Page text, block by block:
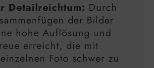
Detailreichtum: Durch
der Bilder
hohe Auflösung und
erreicht, die mit
Foto schwer zu